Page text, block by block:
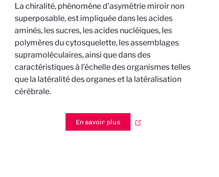
La chiralité, phénomène d’asymétrie miroir non
superposable, est impliquée dans les acides
aminés, les sucres, les acides nucléiques, les
polymères du cytosquelette, les assemblages
supramoléculaires, ainsi que dans des
caractéristiques à l’échelle des organismes telles
que la latéralité des organes et la latéralisation
cérébrale.
En savoir plus